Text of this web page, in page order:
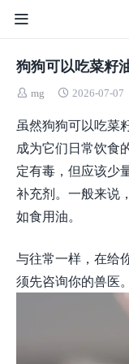
狗狗可以吃菜籽
mg 2026-07-07
虽然狗狗可以吃菜
成为它们日常饮食
定有毒，但应该少
补充剂。一般来说
如食用油。
与往常一样，在给
须先咨询你的兽医